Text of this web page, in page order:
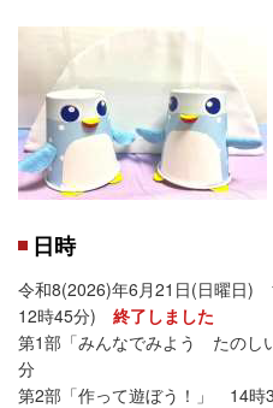
日時
令和8(2026)年6月21日(日曜日
12時45分) 終了しました
第1部「みんなでみよう たの
分
第2部「作って遊ぼう！」 14時